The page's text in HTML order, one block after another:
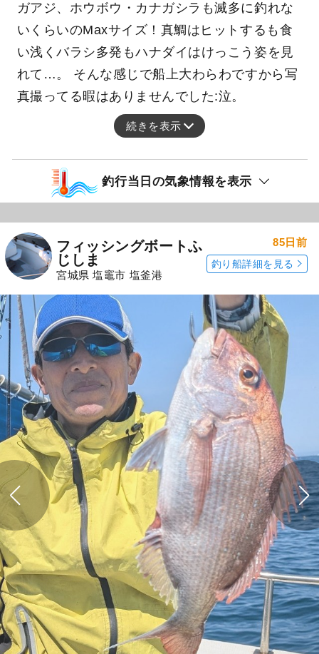
ガアジ、ホウボウ・カナガシラも滅多に釣れな
いくらいのMaxサイズ！真鯛はヒットするも食
い浅くバラシ多発もハナダイはけっこう姿を見
れて…。 そんな感じで船上大わらわですから写
真撮ってる暇はありませんでした:泣。
続きを表示
釣行当日の気象情報を表示
フィッシングボートふ
じしま
宮城県 塩竈市 塩釜港
85日前
釣り船詳細を見る